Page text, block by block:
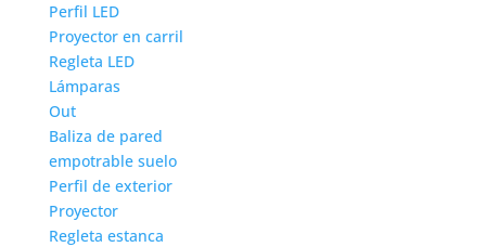
Perfil LED
Proyector en carril
Regleta LED
Lámparas
Out
Baliza de pared
empotrable suelo
Perfil de exterior
Proyector
Regleta estanca